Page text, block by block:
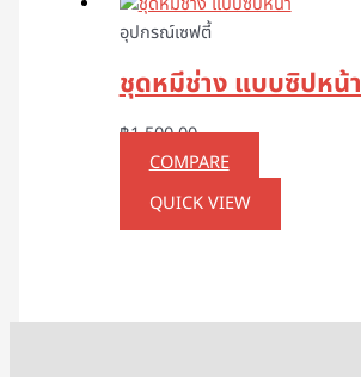
อุปกรณ์เซฟตี้
ชุดหมีช่าง แบบซิปหน้า
฿1,500.00
COMPARE
QUICK VIEW